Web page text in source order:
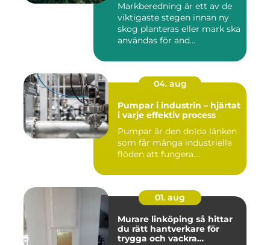
Markberedning är ett av de
viktigaste stegen innan ny
skog planteras eller mark ska
användas för and...
04. aug
Pumpar i industrin – hjärtat
i varje effektiv process
Pumpar är den dolda länken
som får många industriella
flöden att fungera....
01. aug
Murare linköping så hittar
du rätt hantverkare för
trygga och vackra